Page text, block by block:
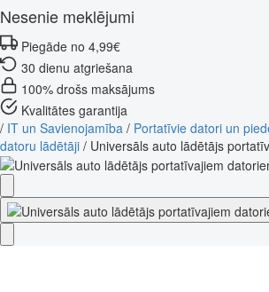
Nesenie meklējumi
Piegāde no 4,99€
30 dienu atgriešana
100% drošs maksājums
Kvalitātes garantija
/ IT un Savienojamība / Portatīvie datori un
datoru lādētāji / Universāls auto lādētājs